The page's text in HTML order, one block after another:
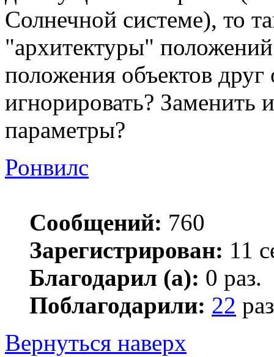
Солнечной системе), то
"архитектуры"
положения объектов
игнорировать? Заменить
параметры?
Ронвилс
Сообщений: 760
Зарегистрирован: 11
Благодарил (а): 0 раз.
Поблагодарили: 22
Вернуться наверх